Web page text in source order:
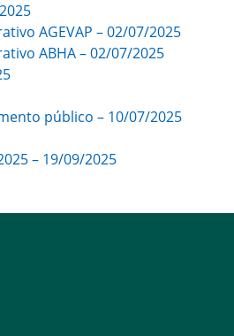
AGEVAP – 02/07/2025
ABHA – 02/07/2025
público – 10/07/2025
– 19/09/2025